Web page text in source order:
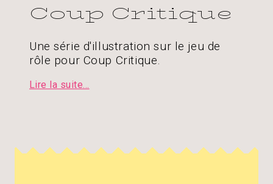
Coup Critique
Une série d'illustration sur le jeu de
rôle pour Coup Critique.
Lire la suite...